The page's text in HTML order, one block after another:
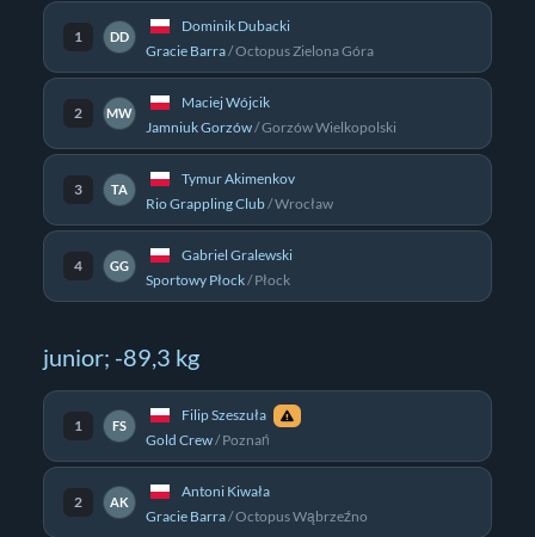
1 DD
Dominik Dubacki
Gracie Barra/Octopus Zielona Góra
2 MW
Maciej Wójcik
Jamniuk Gorzów/Gorzów Wielkopolski
3 TA
Tymur Akimenkov
Rio Grappling Club/Wrocław
4 GG
Gabriel Gralewski
Sportowy Płock/Płock
junior; -89,3 kg
1 FS
Filip Szeszuła
Gold Crew/Poznań
2 AK
Antoni Kiwała
Gracie Barra/Octopus Wąbrzeźno